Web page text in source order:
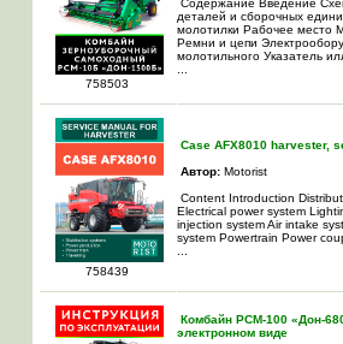
758503
Содержание Введение
деталей и сборочных
молотилки Рабочее место
Ремни и цепи
молотильного Указатель
758439
Case AFX8010 harvester,
Автор: Motorist
Content Introduction
Electrical power system
injection system Air intake
system Powertrain Power
Комбайн РСМ-100 «Дон-
электронном виде